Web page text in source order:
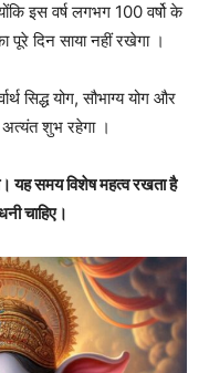
इस वर्ष लगभग 100 वर्षो के
दिन साया नहीं रखेगा ।
सिद्ध योग, सौभाग्य योग और
शुभ रहेगा ।
यह समय विशेष महत्व रखता है
चाहिए।